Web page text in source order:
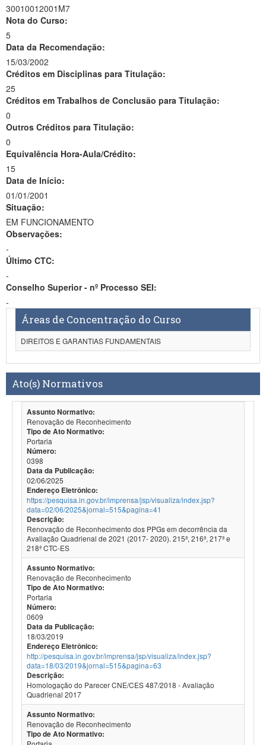
30010012001M7
Nota do Curso:
5
Data da Recomendação:
15/03/2002
Créditos em Disciplinas para Titulação:
25
Créditos em Trabalhos de Conclusão para Titulação:
0
Outros Créditos para Titulação:
0
Equivalência Hora-Aula/Crédito:
15
Data de Início:
01/01/2001
Situação:
EM FUNCIONAMENTO
Observações:
-
Último CTC:
-
Conselho Superior - nº Processo SEI:
-
Áreas de Concentração do Curso
DIREITOS E GARANTIAS FUNDAMENTAIS
Ato(s) Normativos
Assunto Normativo:
Renovação de Reconhecimento
Tipo de Ato Normativo:
Portaria
Número:
0398
Data da Publicação:
02/06/2025
Endereço Eletrônico:
https://pesquisa.in.gov.br/imprensa/jsp/visualiza/index.jsp?
data=02/06/2025&jornal=515&pagina=41
Descrição:
Renovação de Reconhecimento dos PPGs em decorrência da
Avaliação Quadrienal de 2021 (2017- 2020). 215ª, 216ª, 217ª e
218ª CTC-ES
Assunto Normativo:
Renovação de Reconhecimento
Tipo de Ato Normativo:
Portaria
Número:
0609
Data da Publicação:
18/03/2019
Endereço Eletrônico:
http://pesquisa.in.gov.br/imprensa/jsp/visualiza/index.jsp?
data=18/03/2019&jornal=515&pagina=63
Descrição:
Homologação do Parecer CNE/CES 487/2018 - Avaliação
Quadrienal 2017
Assunto Normativo:
Renovação de Reconhecimento
Tipo de Ato Normativo: